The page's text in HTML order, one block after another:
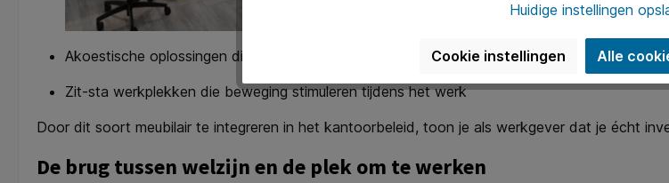
Akoestische oplossingen die zorgen voor rust en focus
Zit-sta werkplekken die beweging stimuleren tijdens het werk
Door dit soort meubilair te integreren in het kantoorbeleid, toon je als werkgever dat je écht
De brug tussen welzijn en de plek om te werken
Huidige instellingen
Cookie instellingen Alle